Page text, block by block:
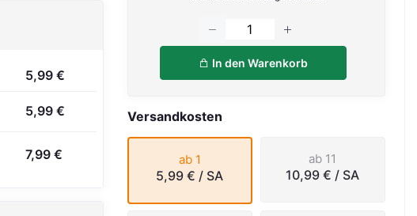
5,99 €
5,99 €
7,99 €
In den Warenkorb
Versandkosten
ab 1
5,99 € / SA
ab 11
10,99 € / SA